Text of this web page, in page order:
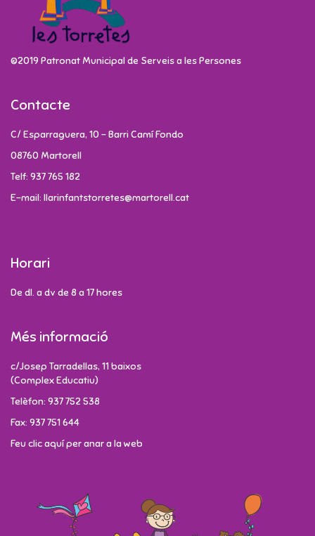
©2019 Patronat Municipal de Serveis a les Persones
Contacte
C/ Esparraguera, 10 - Barri Camí Fondo
08760 Martorell
Telf: 937 765 182
E-mail: llarinfantstorretes@martorell.cat
Horari
De dl. a dv de 8 a 17 hores
Més informació
c/Josep Tarradellas, 11 baixos
(Complex Educatiu)
Telèfon: 937 752 538
Fax: 937 751 644
Feu clic aquí per anar a la web